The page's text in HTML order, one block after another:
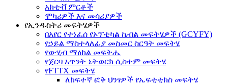
አክቲቭ ምርቶች
ሞካሪዎች እና መሳሪያዎች
የኢንዱስትሪ መፍትሄዎች
በአየር የተነፈሰ የኦፕቲካል ኬብል መፍትሄዎች (GCYFY)
የኃይል ማስተላለፊያ መስመር ስርዓት መፍትሄ
የውሂብ ማዕከል መፍትሔ
የጀርባ አጥንት ኔትወርክ ሲስተም መፍትሄ
የFTTX መፍትሄ
ለከፍተኛ ፎቅ ህንፃዎች የኤፍቲቲክስ መፍትሄ